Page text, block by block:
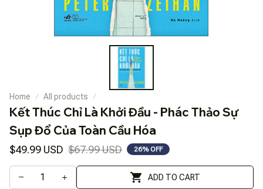
Home All products
Kết Thúc Chỉ Là Khởi Đầu - Phác Thảo Sự
Sụp Đổ Của Toàn Cầu Hóa
$49.99 USD $67.99 USD 26% OFF
ADD TO CART